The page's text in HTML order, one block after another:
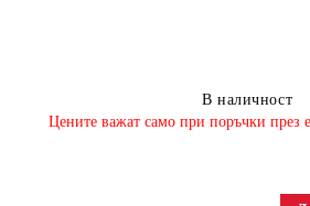
В наличност
​Цените важат само при поръчки през